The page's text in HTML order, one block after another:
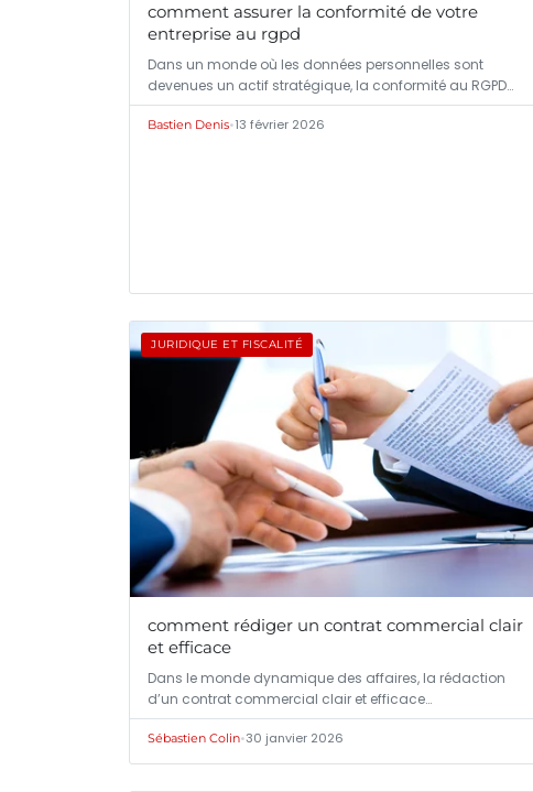
comment assurer la conformité de votre
entreprise au rgpd
Dans un monde où les données personnelles sont
devenues un actif stratégique, la conformité au RGPD…
Bastien Denis•13 février 2026
JURIDIQUE ET FISCALITÉ
comment rédiger un contrat commercial clair
et efficace
Dans le monde dynamique des affaires, la rédaction
d’un contrat commercial clair et efficace…
Sébastien Colin•30 janvier 2026